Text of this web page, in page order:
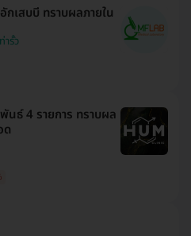
กเสบบี ทราบผลภายใน
ารั้ว
นธ์ 4 รายการ ทราบผล
ด